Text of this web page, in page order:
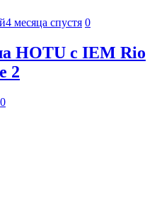
4 месяца спустя 0
HOTU с IEM Rio
2
0